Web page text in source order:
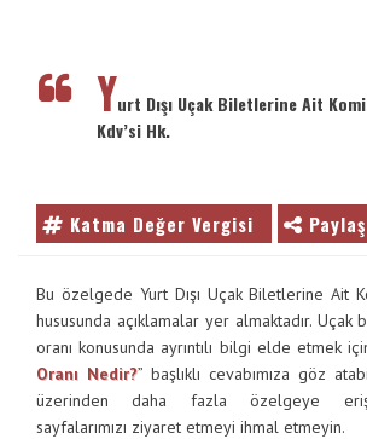
Yurt Dışı Uçak Biletlerine Ait
Kdv’si Hk.
Katma Değer Vergisi Paylaş
Bu özelgede Yurt Dışı Uçak Biletlerine Ait
hususunda açıklamalar yer almaktadır. Uçak
oranı konusunda ayrıntılı bilgi elde etmek
Oranı Nedir?” başlıklı cevabımıza göz
üzerinden daha fazla özelgeye
sayfalarımızı ziyaret etmeyi ihmal etmeyin.
İletişim
ENTER
TUŞUNA
DOKUNUN